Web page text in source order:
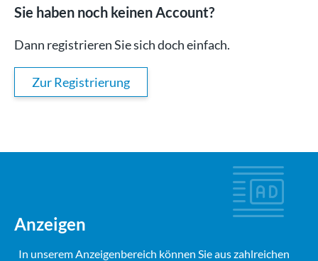
Sie haben noch keinen Account?
Dann registrieren Sie sich doch einfach.
Zur Registrierung
Anzeigen
In unserem Anzeigenbereich können Sie aus zahlreichen